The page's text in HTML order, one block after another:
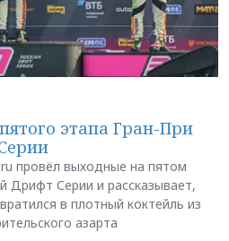
этапа Гран-При
провёл выходные на пятом
Дрифт Серии и рассказывает,
в плотный коктейль из
азарта